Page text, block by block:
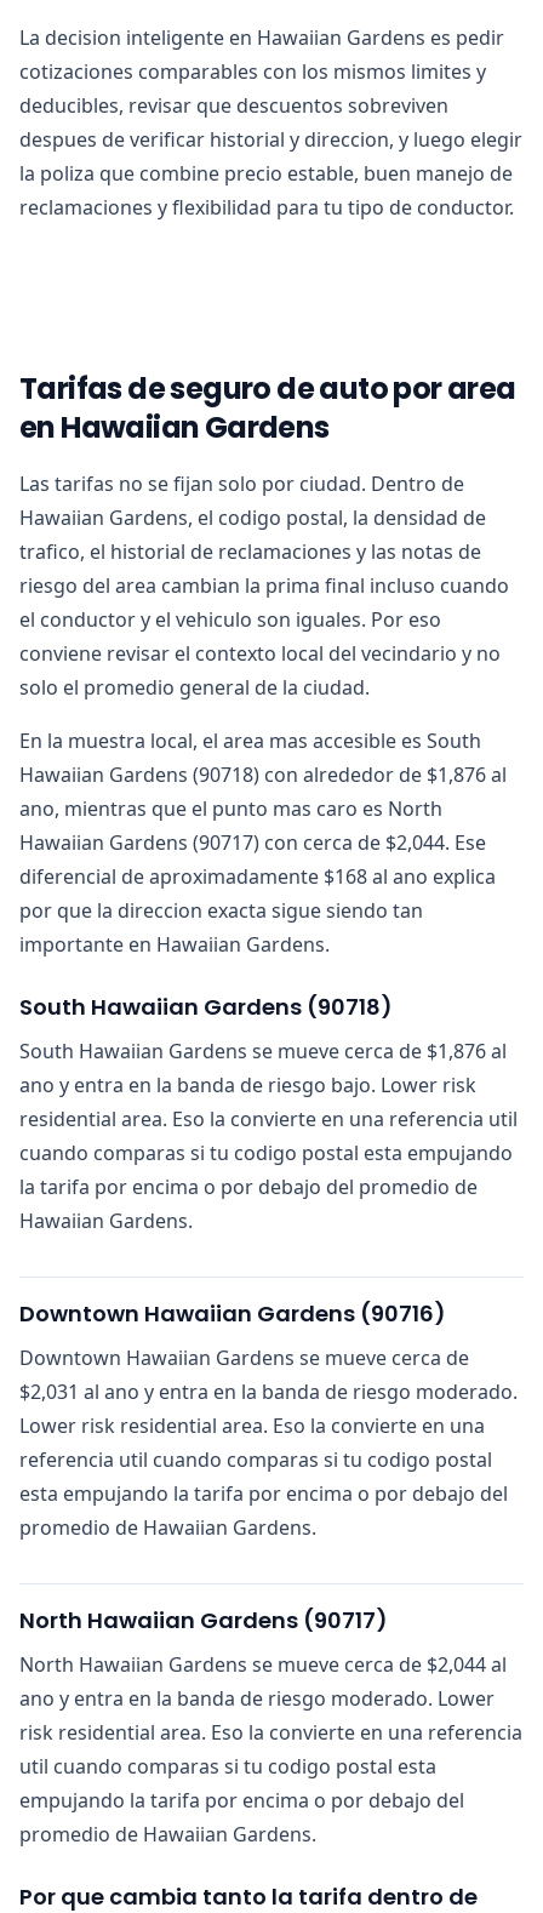
La decision inteligente en Hawaiian Gardens es pedir
cotizaciones comparables con los mismos limites y
deducibles, revisar que descuentos sobreviven
despues de verificar historial y direccion, y luego elegir
la poliza que combine precio estable, buen manejo de
reclamaciones y flexibilidad para tu tipo de conductor.
Tarifas de seguro de auto por area
en Hawaiian Gardens
Las tarifas no se fijan solo por ciudad. Dentro de
Hawaiian Gardens, el codigo postal, la densidad de
trafico, el historial de reclamaciones y las notas de
riesgo del area cambian la prima final incluso cuando
el conductor y el vehiculo son iguales. Por eso
conviene revisar el contexto local del vecindario y no
solo el promedio general de la ciudad.
En la muestra local, el area mas accesible es South
Hawaiian Gardens (90718) con alrededor de $1,876 al
ano, mientras que el punto mas caro es North
Hawaiian Gardens (90717) con cerca de $2,044. Ese
diferencial de aproximadamente $168 al ano explica
por que la direccion exacta sigue siendo tan
importante en Hawaiian Gardens.
South Hawaiian Gardens (90718)
South Hawaiian Gardens se mueve cerca de $1,876 al
ano y entra en la banda de riesgo bajo. Lower risk
residential area. Eso la convierte en una referencia util
cuando comparas si tu codigo postal esta empujando
la tarifa por encima o por debajo del promedio de
Hawaiian Gardens.
Downtown Hawaiian Gardens (90716)
Downtown Hawaiian Gardens se mueve cerca de
$2,031 al ano y entra en la banda de riesgo moderado.
Lower risk residential area. Eso la convierte en una
referencia util cuando comparas si tu codigo postal
esta empujando la tarifa por encima o por debajo del
promedio de Hawaiian Gardens.
North Hawaiian Gardens (90717)
North Hawaiian Gardens se mueve cerca de $2,044 al
ano y entra en la banda de riesgo moderado. Lower
risk residential area. Eso la convierte en una referencia
util cuando comparas si tu codigo postal esta
empujando la tarifa por encima o por debajo del
promedio de Hawaiian Gardens.
Por que cambia tanto la tarifa dentro de